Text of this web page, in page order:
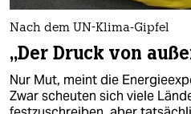
Nach dem UN-Klima-Gipfel
„Der Druck von
Nur Mut, meint die
Zwar scheuten sich viele